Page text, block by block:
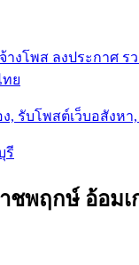
างโพส ลงประกาศ
ทย
, รับโพสต์เว็บอสังห
รี
พฤกษ์ อ้อมเก